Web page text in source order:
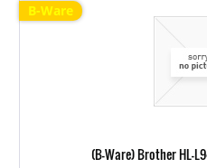
B-Ware
(B-Ware) Brother HL-